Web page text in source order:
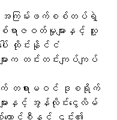
ါ် အကြမ်းဖက်စစ်တပ်ရဲ့
စ်ရာဇဝတ်မှုများနှင့် လူ့
ပေါ် ထိုင်းနိုင်ငံ
က တင်းတင်းကျပ်ကျပ်
က် တရားမဝင် ဒုစရိုက်
ားနှင့် အွန်လိုင်းငွေလိမ်